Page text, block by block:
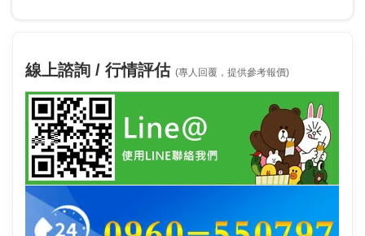
線上諮詢 / 行情評估 (專人回覆，提供參考報價)